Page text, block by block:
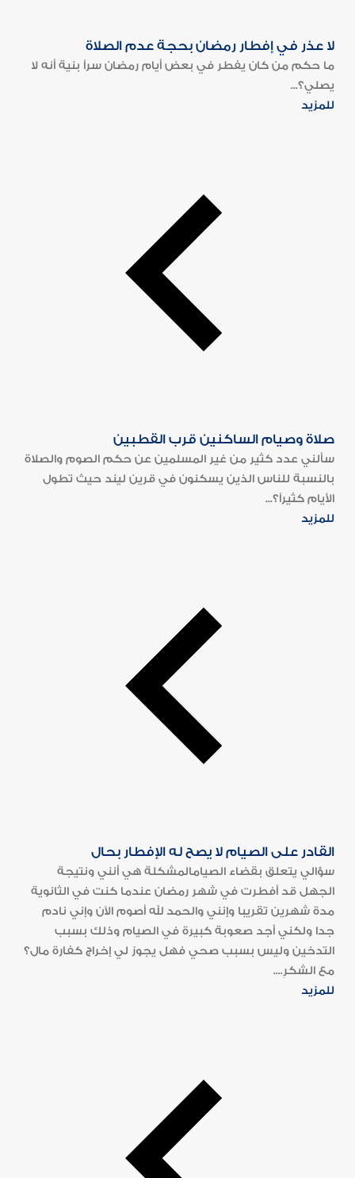
لا عذر في إفطار رمضان بحجة عدم الصلاة
ما حكم من كان يفطر في بعض أيام رمضان سراً بنية أنه لا
يصلي؟...
للمزيد
صلاة وصيام الساكنين قرب القطبين
سألني عدد كثير من غير المسلمين عن حكم الصوم والصلاة
بالنسبة للناس الذين يسكنون في قرين ليند حيث تطول
الأيام كثيراً؟...
للمزيد
القادر على الصيام لا يصح له الإفطار بحال
سؤالي يتعلق بقضاء الصيامالمشكلة هي أنني ونتيجة
الجهل قد أفطرت في شهر رمضان عندما كنت في الثانوية
مدة شهرين تقريبا وإنني والحمد لله أصوم الآن وإني نادم
جدا ولكني أجد صعوبة كبيرة في الصيام وذلك بسبب
التدخين وليس بسبب صحي فهل يجوز لي إخراج كفارة مال؟
مع الشكرِ....
للمزيد